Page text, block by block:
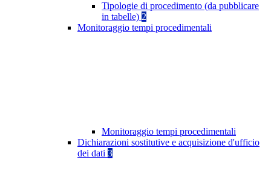
Tipologie di procedimento (da pubblicare
in tabelle) 2
Monitoraggio tempi procedimentali
Monitoraggio tempi procedimentali
Dichiarazioni sostitutive e acquisizione d'ufficio
dei dati 3